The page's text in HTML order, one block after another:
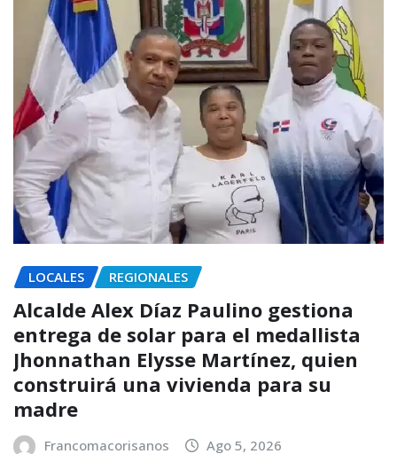
LOCALES REGIONALES
Alcalde Alex Díaz Paulino gestiona
entrega de solar para el medallista
Jhonnathan Elysse Martínez, quien
construirá una vivienda para su
madre
Francomacorisanos Ago 5, 2026